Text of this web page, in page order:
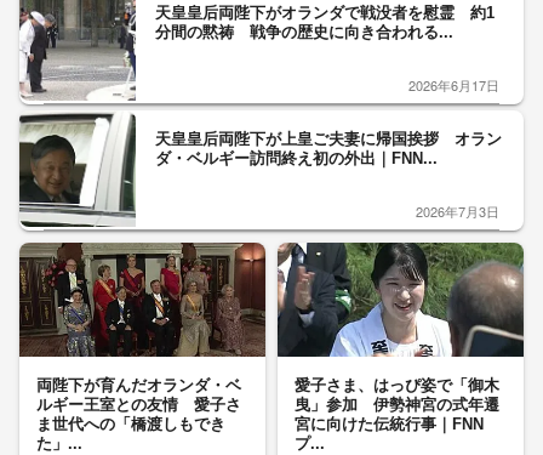
天皇皇后両陛下がオランダで戦没者を慰霊 約1
分間の黙祷 戦争の歴史に向き合われる...
2026年6月17日
天皇皇后両陛下が上皇ご夫妻に帰国挨拶 オラン
ダ・ベルギー訪問終え初の外出｜FNN...
2026年7月3日
両陛下が育んだオランダ・ベ
ルギー王室との友情 愛子さ
ま世代への「橋渡しもでき
た」...
愛子さま、はっぴ姿で「御木
曳」参加 伊勢神宮の式年遷
宮に向けた伝統行事｜FNN
プ...